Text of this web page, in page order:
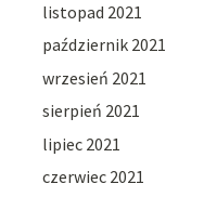
listopad 2021
październik 2021
wrzesień 2021
sierpień 2021
lipiec 2021
czerwiec 2021